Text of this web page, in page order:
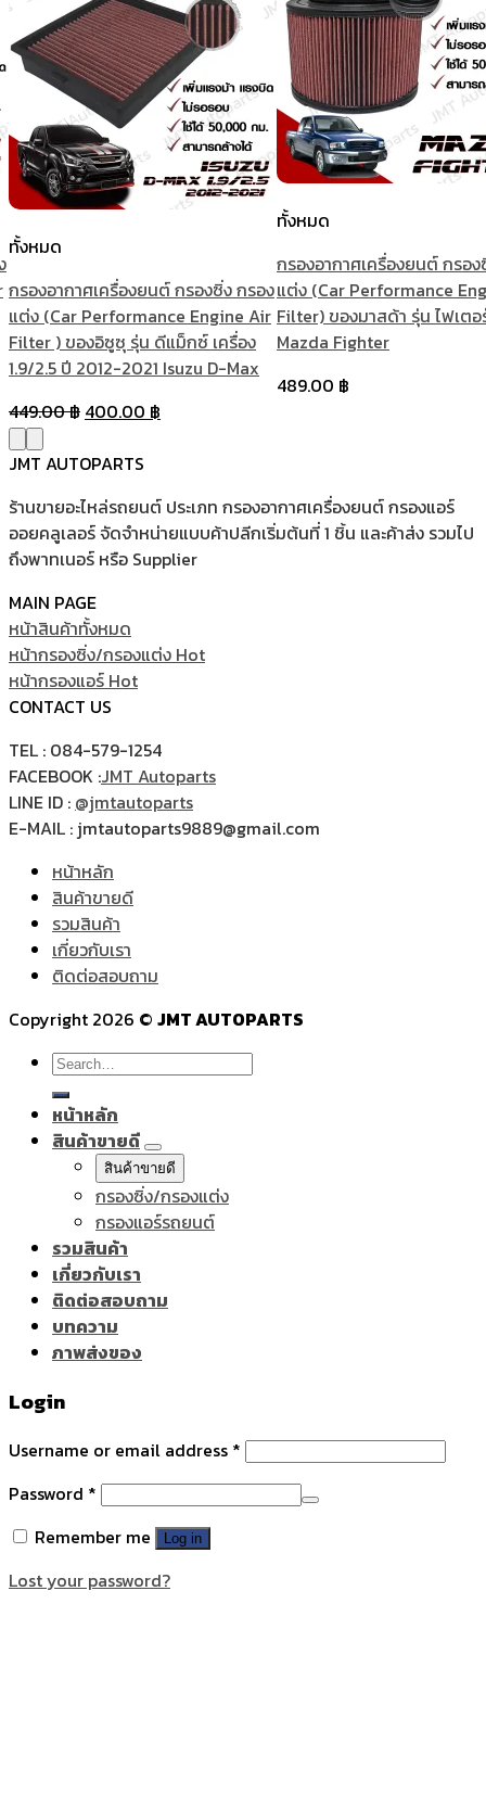
ทั้งหมด
กรองอากาศเครื่องยนต์ กรองซิ่ง กรอง
แต่ง (Car Performance Engine Air
Filter ) ของอิซูซุ รุ่น ดีแม็กซ์ เครื่อง
1.9/2.5 ปี 2012-2021 Isuzu D-Max
449.00฿ Original
was:
400.00 ฿Current
ทั้งหมด
กรองอากาศเครื่องยนต์ กรอ
แต่ง (Car Performance
Filter) ของมาสด้า รุ่น ไฟเตอ
Mazda Fighter
489.00 ฿
JMT AUTOPARTS
ร้านขายอะไหล่รถยนต์ ประเภท กรองอากาศเครื่องยนต์ กรองแอร์
ออยคลูเลอร์ จัดจำหน่ายแบบค้าปลีกเริ่มต้นที่ 1 ชิ้น และค้าส่ง รวมไป
ถึงพาทเนอร์ หรือ Supplier
MAIN PAGE
หน้าสินค้าทั้งหมด
หน้ากรองซิ่ง/กรองแต่ง
หน้ากรองแอร์
CONTACT US
TEL : 084-579-1254
FACEBOOK :JMT Autoparts
LINE ID : @jmtautoparts
E-MAIL : jmtautoparts9889@gmail.com
หน้าหลัก
สินค้าขายดี
รวมสินค้า
เกี่ยวกับเรา
ติดต่อสอบถาม
Copyright 2026 © JMT AUTOPARTS
Search
for:
หน้าหลัก
สินค้าขายดี
สินค้าขายดี
กรองซิ่ง/กรองแต่ง
กรองแอร์รถยนต์
รวมสินค้า
เกี่ยวกับเรา
ติดต่อสอบถาม
บทความ
ภาพส่งของ
Login
Username or email address *
Password *
Remember me
Log in
Lost your password?